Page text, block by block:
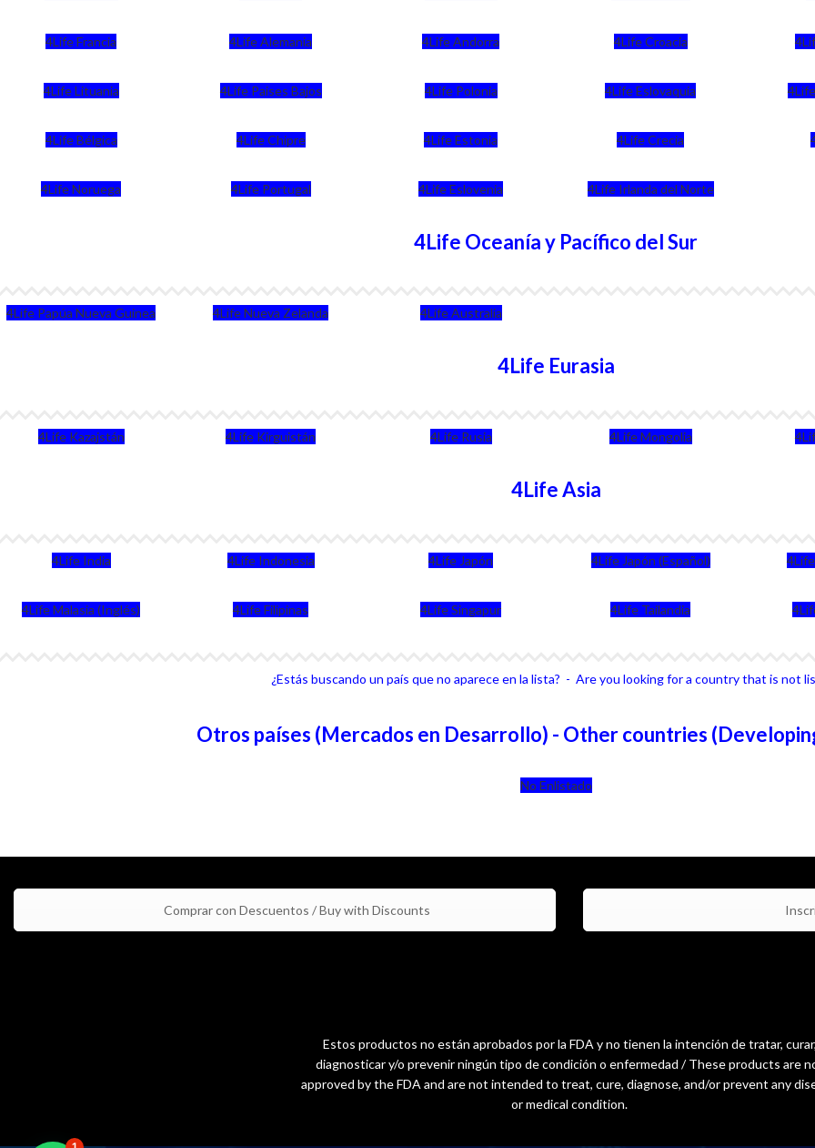
4Life Francia 4Life Alemania 4Life Andorra 4Life Croacia
4Life Lituania 4Life Paises Bajos 4Life Polonia 4Life Eslovaquia
4Life Bélgica 4Life Chipre 4Life Estonia 4Life Crecia
4Life Noruega 4Life Portugal 4Life Eslovenia 4Life Irlanda del Norte
4Life Oceanía y Pacífico del Sur
4Life Papúa Nueva Guinea 4Life Nueva Zelanda 4Life Australia
4Life Eurasia
4Life Kazajstán 4Life Kirguistán 4Life Rusia 4Life Mongolia
4Life Asia
4Life India 4Life Indonesia 4Life Japón 4Life Japón (Español)
4Life Malasia (Inglés) 4Life Filipinas 4Life Singapur 4Life Tailandia
¿Estás buscando un país que no aparece en la lista? - Are you looking for a country that is not
Otros países (Mercados en Desarrollo) - Other countries
No Enlistado
Comprar con Descuentos / Buy with Discounts
Estos productos no están aprobados por la FDA y no tienen la intención de tratar, curar,
diagnosticar y/o prevenir ningún tipo de condición o enfermedad / These products are
approved by the FDA and are not intended to treat, cure, diagnose, and/or prevent any
or medical condition.